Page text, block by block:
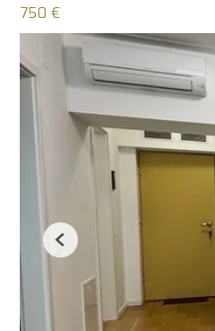
750 €
Previous